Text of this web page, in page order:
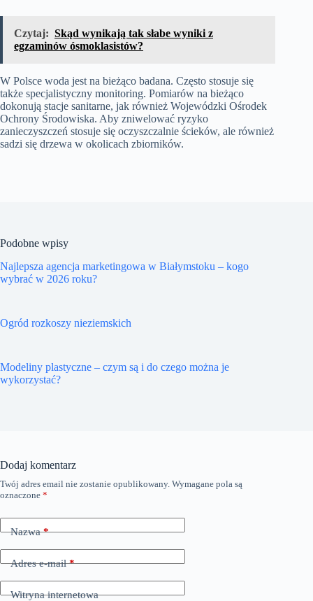
Czytaj: Skąd wynikają tak słabe wyniki z
egzaminów ósmoklasistów?
W Polsce woda jest na bieżąco badana. Często stosuje się
także specjalistyczny monitoring. Pomiarów na bieżąco
dokonują stacje sanitarne, jak również Wojewódzki Ośrodek
Ochrony Środowiska. Aby zniwelować ryzyko
zanieczyszczeń stosuje się oczyszczalnie ścieków, ale również
sadzi się drzewa w okolicach zbiorników.
Podobne wpisy
Najlepsza agencja marketingowa w Białymstoku – kogo
wybrać w 2026 roku?
Ogród rozkoszy nieziemskich
Modeliny plastyczne – czym są i do czego można je
wykorzystać?
Dodaj komentarz
Twój adres email nie zostanie opublikowany. Wymagane pola są
oznaczone *
Nazwa*
Adres e-mail*
Witryna internetowa